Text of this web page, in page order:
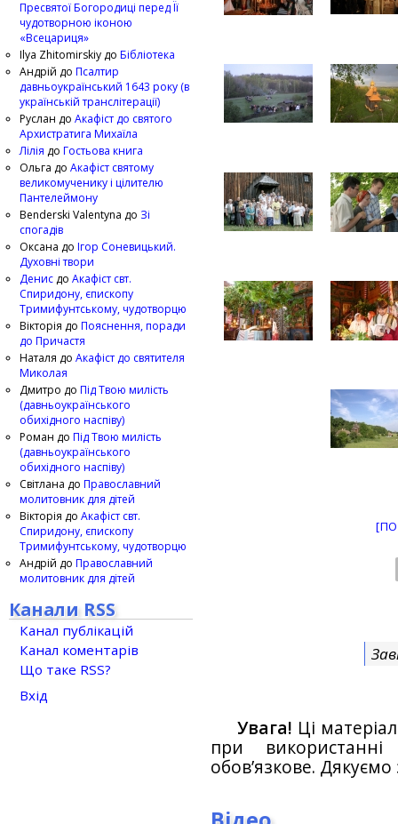
Увага! Ці
при
обов’язкове.
Пресвятої Богородиці перед Її
чудотворною іконою
«Всецариця»
Ilya Zhitomirskiy до Бібліотека
Андрій до Псалтир
давньоукраїнський 1643 року (в
українській транслітерації)
Руслан до Акафіст до святого
Архистратига Михаїла
Лілія до Гостьова книга
Ольга до Акафіст святому
великомученику і цілителю
Пантелеймону
Benderski Valentyna до Зі
спогадів
Оксана до Ігор Соневицький.
Духовні твори
Денис до Акафіст свт.
Спиридону, єпископу
Тримифунтському, чудотворцю
Вікторія до Пояснення, поради
до Причастя
Наталя до Акафіст до святителя
Миколая
Дмитро до Під Твою милість
(давньоукраїнського
обихідного наспіву)
Роман до Під Твою милість
(давньоукраїнського
обихідного наспіву)
Світлана до Православний
молитовник для дітей
Вікторія до Акафіст свт.
Спиридону, єпископу
Тримифунтському, чудотворцю
Андрій до Православний
молитовник для дітей
Канали RSS
Канал публікацій
Канал коментарів
Що таке RSS?
Вхід